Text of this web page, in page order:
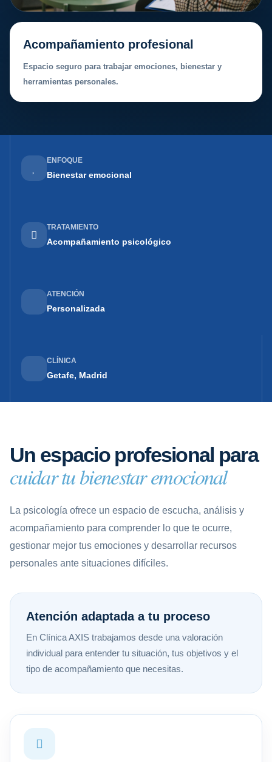
Acompañamiento profesional
Espacio seguro para trabajar emociones, bienestar y
herramientas personales.
ENFOQUE
Bienestar emocional
TRATAMIENTO
Acompañamiento psicológico
ATENCIÓN
Personalizada
CLÍNICA
Getafe, Madrid
Un espacio profesional para
cuidar tu bienestar emocional
La psicología ofrece un espacio de escucha, análisis y
acompañamiento para comprender lo que te ocurre,
gestionar mejor tus emociones y desarrollar recursos
personales ante situaciones difíciles.
Atención adaptada a tu proceso
En Clínica AXIS trabajamos desde una valoración
individual para entender tu situación, tus objetivos y el
tipo de acompañamiento que necesitas.